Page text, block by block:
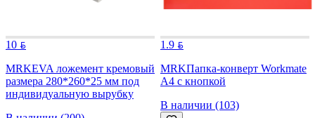
10
MRKEVA ложемент кремовый
размера 280*260*25 мм под
индивидуальную вырубку
1.9
MRKПапка-конверт Workmate
А4 с кнопкой
В наличии (103)